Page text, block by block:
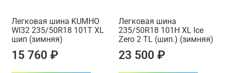
Легковая шина KUMHO
WI32 235/50R18 101T XL
шип (зимняя)
15 760 ₽
Легковая шина
235/50R18 101H XL Ice
Zero 2 TL (шип.) (зимняя)
23 500 ₽